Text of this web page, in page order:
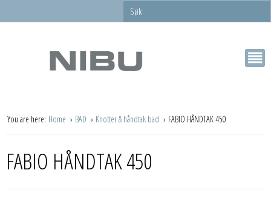
You are here: Home BAD Knotter & håndtak bad FABIO HÅNDTAK 450
FABIO HÅNDTAK 450